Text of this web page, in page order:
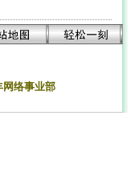
网络事业部